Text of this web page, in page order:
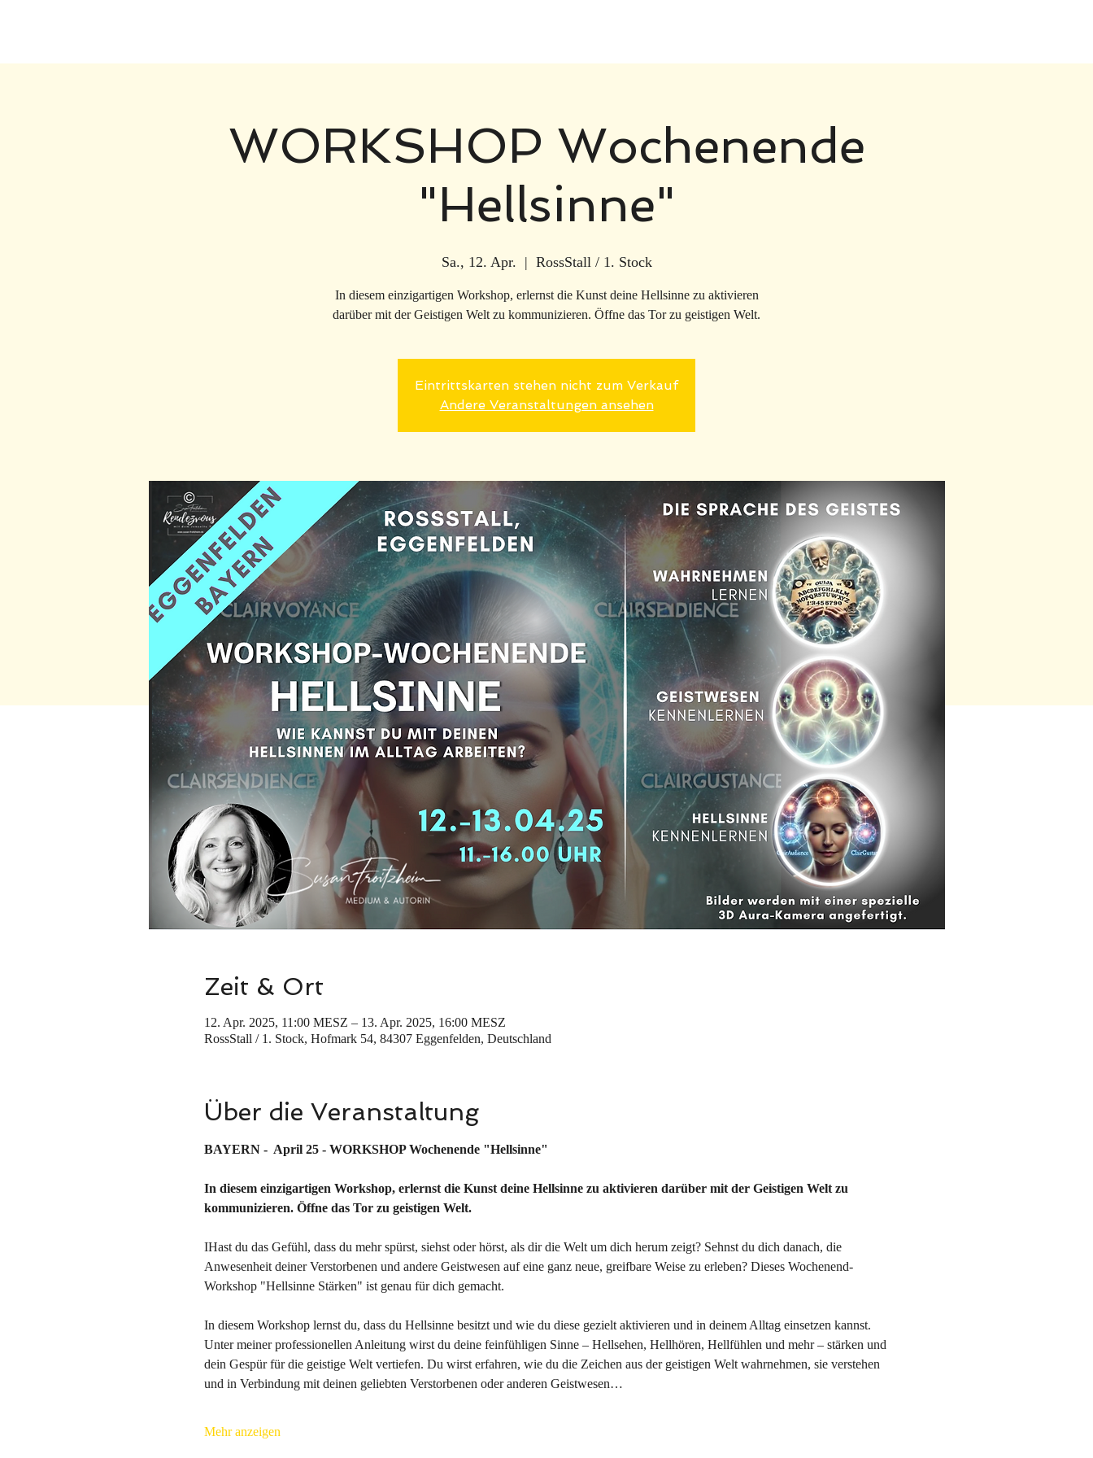
WORKSHOP Wochenende
"Hellsinne"
Sa., 12. Apr.
  |
RossStall / 1. Stock
In diesem einzigartigen Workshop, erlernst die Kunst deine Hellsinne zu aktivieren
darüber mit der Geistigen Welt zu kommunizieren. Öffne das Tor zu geistigen Welt.
Eintrittskarten stehen nicht zum Verkauf
Andere Veranstaltungen ansehen
Zeit & Ort
12. Apr. 2025, 11:00 MESZ – 13. Apr. 2025, 16:00 MESZ
RossStall / 1. Stock, Hofmark 54, 84307 Eggenfelden, Deutschland
Über die Veranstaltung
BAYERN -  April 25 - WORKSHOP Wochenende "Hellsinne"
In diesem einzigartigen Workshop, erlernst die Kunst deine Hellsinne zu aktivieren darüber mit der Geistigen Welt zu
kommunizieren. Öffne das Tor zu geistigen Welt.
IHast du das Gefühl, dass du mehr spürst, siehst oder hörst, als dir die Welt um dich herum zeigt? Sehnst du dich danach, die
Anwesenheit deiner Verstorbenen und andere Geistwesen auf eine ganz neue, greifbare Weise zu erleben? Dieses Wochenend-
Workshop "Hellsinne Stärken" ist genau für dich gemacht.
In diesem Workshop lernst du, dass du Hellsinne besitzt und wie du diese gezielt aktivieren und in deinem Alltag einsetzen kannst.
Unter meiner professionellen Anleitung wirst du deine feinfühligen Sinne – Hellsehen, Hellhören, Hellfühlen und mehr – stärken und
dein Gespür für die geistige Welt vertiefen. Du wirst erfahren, wie du die Zeichen aus der geistigen Welt wahrnehmen, sie verstehen
und in Verbindung mit deinen geliebten Verstorbenen oder anderen Geistwesen…
Mehr anzeigen